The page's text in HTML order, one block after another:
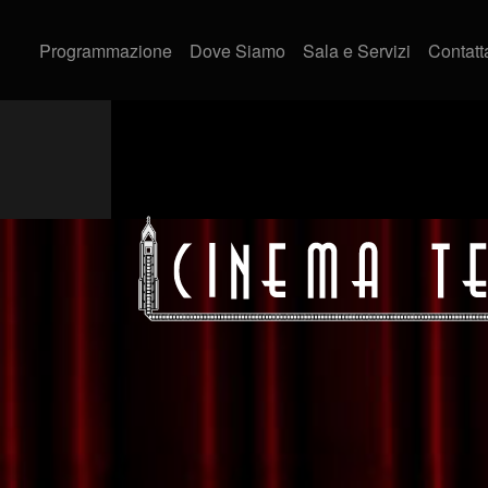
Programmazione Dove Siamo Sala e Servizi